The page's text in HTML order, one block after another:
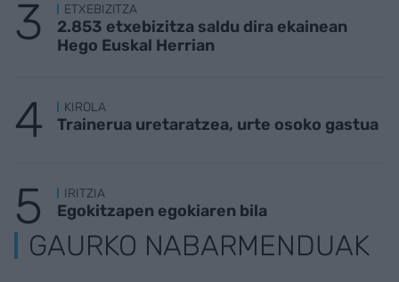
ETXEBIZITZA
2.853 etxebizitza saldu dira ekainean
Hego Euskal Herrian
KIROLA
Trainerua uretaratzea, urte osoko gastua
IRITZIA
Egokitzapen egokiaren bila
GAURKO NABARMENDUAK